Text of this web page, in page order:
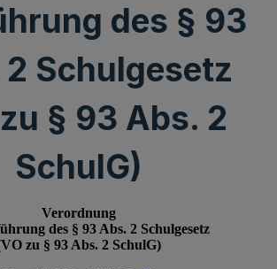
des § 93
Schulgesetz
§ 93 Abs. 2
SchulG)